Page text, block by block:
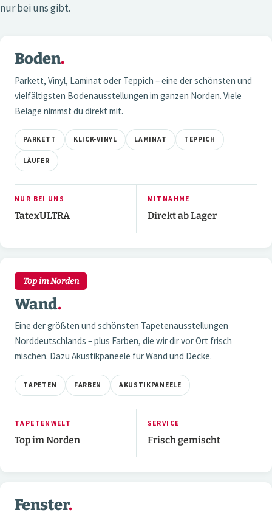
nur bei uns gibt.
01 — BODEN
Boden.
Parkett, Vinyl, Laminat oder Teppich – eine der schönsten und
vielfältigsten Bodenausstellungen im ganzen Norden. Viele
Beläge nimmst du direkt mit.
PARKETT KLICK-VINYL LAMINAT TEPPICH
LÄUFER
NUR BEI UNS
TatexULTRA
MITNAHME
Direkt ab Lager
02 — WAND
Top im Norden
Wand.
Eine der größten und schönsten Tapetenausstellungen
Norddeutschlands – plus Farben, die wir dir vor Ort frisch
mischen. Dazu Akustikpaneele für Wand und Decke.
TAPETEN FARBEN AKUSTIKPANEELE
TAPETENWELT
Top im Norden
SERVICE
Frisch gemischt
03 — FENSTER
Fenster.